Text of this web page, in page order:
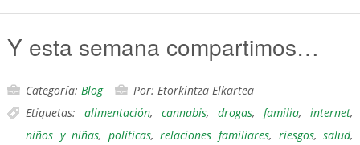
Y esta semana compartimos…
Categoría: Blog
Por: Etorkintza Elkartea
Etiquetas: alimentación, cannabis, drogas,familia,internet,
niños y niñas, políticas,relaciones familiares, riesgos,salud,